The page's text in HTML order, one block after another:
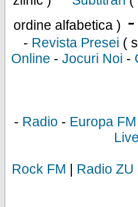
ordine alfabetica ) -
- Revista Presei (
Online - Jocuri Noi -
- Radio - Europa
Live
Rock FM | Radio ZU